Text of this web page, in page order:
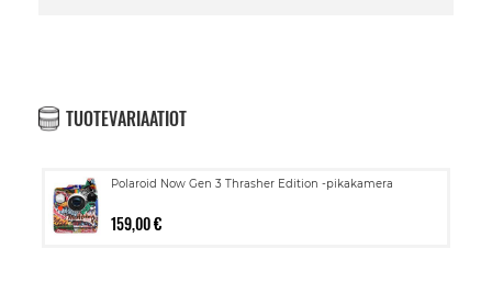
TUOTEVARIAATIOT
Polaroid Now Gen 3 Thrasher Edition -pikakamera
159,00 €